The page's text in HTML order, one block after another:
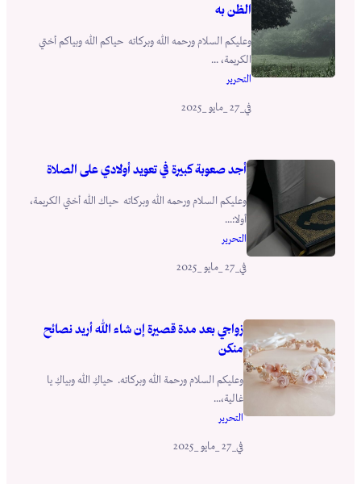
الظن به
وعليكم السلام ورحمه الله وبركاته حياكم الله وبياكم أختي
الكريمة، ...
التحرير
في
أجد صعوبة كبيرة في تعويد أولادي على الصلاة
وعليكم السلام ورحمه الله وبركاته حياك الله أختي الكريمة،
أولا:...
التحرير
في_27 _مايو _2025
زواجي بعد مدة قصيرة إن شاء الله أريد نصائح
منكن
وعليكم السلام ورحمة الله وبركاته. حياكِ الله وبياكِ يا
غالية،...
التحرير
في